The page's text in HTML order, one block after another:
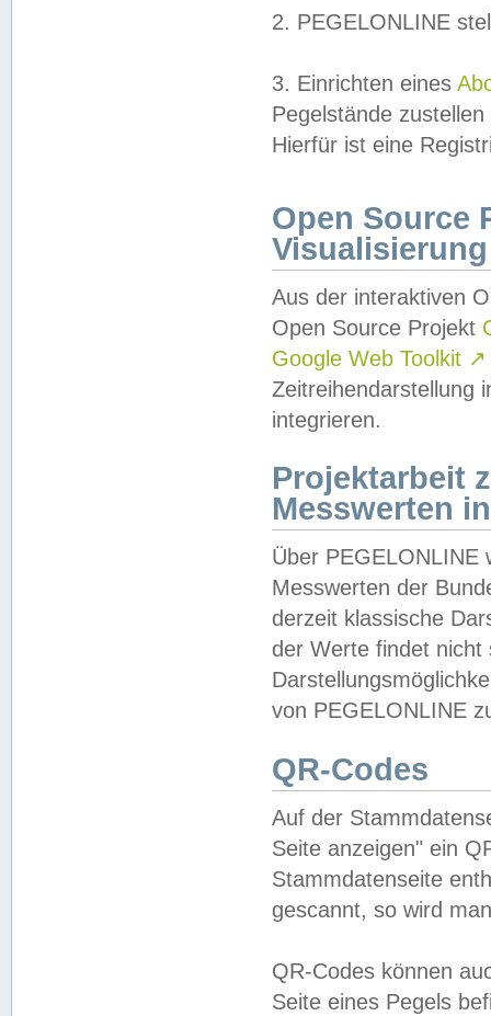
2. PEGELONLINE
3. Einrichten eines
Pegelstände
Hierfür ist eine
Open Source
Visualisierung
Aus der interaktiven
Open Source Projekt
Google Web Toolkit ↗
Zeitreihendarstellung
integrieren.
Projektarbeit
Messwerten
Über PEGELONLINE
Messwerten der
derzeit klassische
der Werte findet
von PEGELONLINE
QR-Codes
Auf der
Seite anzeigen" ein
Stammdatenseite
gescannt, so wird
QR-Codes können
Seite eines Pegels